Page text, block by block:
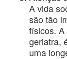
A vida
são tão
físicos.
geriatra,
uma